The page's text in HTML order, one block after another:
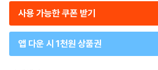
사용 가능한 쿠폰 받기
앱 다운 시 1천원 상품권